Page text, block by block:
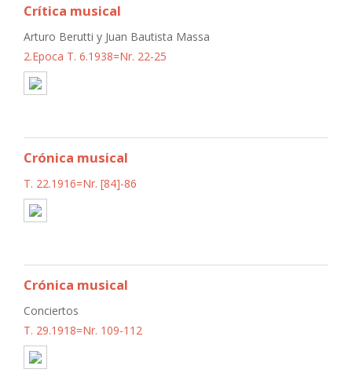
Crítica musical
Arturo Berutti y Juan Bautista Massa
2.Epoca T. 6.1938=Nr. 22-25
Crónica musical
T. 22.1916=Nr. [84]-86
Crónica musical
Conciertos
T. 29.1918=Nr. 109-112